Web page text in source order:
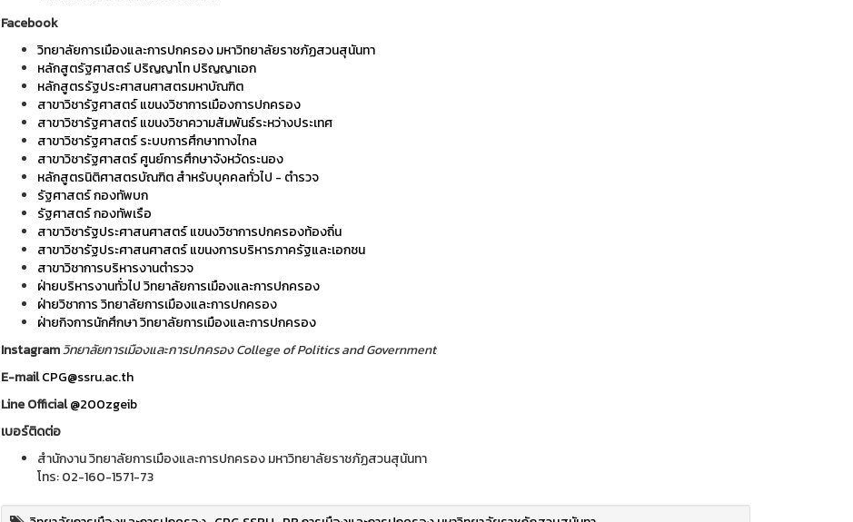
Facebook
วิทยาลัยการเมืองและการปกครอง มหาวิทยาลัยราชภัฏสวนสุนันทา
หลักสูตรัฐศาสตร์ ปริญญาโท ปริญญาเอก
หลักสูตรรัฐประศาสนศาสตรมหาบัณฑิต
สาขาวิชารัฐศาสตร์ แขนงวิชาการเมืองการปกครอง
สาขาวิชารัฐศาสตร์ แขนงวิชาความสัมพันธ์ระหว่างประเทศ
สาขาวิชารัฐศาสตร์ ระบบการศึกษาทางไกล
สาขาวิชารัฐศาสตร์ ศูนย์การศึกษาจังหวัดระนอง
หลักสูตรนิติศาสตรบัณฑิต สำหรับบุคคลทั่วไป - ตำรวจ
รัฐศาสตร์ กองทัพบก
รัฐศาสตร์ กองทัพเรือ
สาขาวิชารัฐประศาสนศาสตร์ แขนงวิชาการปกครองท้องถิ่น
สาขาวิชารัฐประศาสนศาสตร์ แขนงการบริหารภาครัฐและเอกชน
สาขาวิชาการบริหารงานตำรวจ
ฝ่ายบริหารงานทั่วไป วิทยาลัยการเมืองและการปกครอง
ฝ่ายวิชาการ วิทยาลัยการเมืองและการปกครอง
ฝ่ายกิจการนักศึกษา วิทยาลัยการเมืองและการปกครอง
Instagramวิทยาลัยการเมืองและการปกครอง College of Politics and Government
E-mailCPG@ssru.ac.th
Line Official@200zgeib
เบอร์ติดต่อ
สำนักงาน วิทยาลัยการเมืองและการปกครอง มหาวิทยาลัยราชภัฏสวนสุนันทา
โทร: 02-160-1571-73